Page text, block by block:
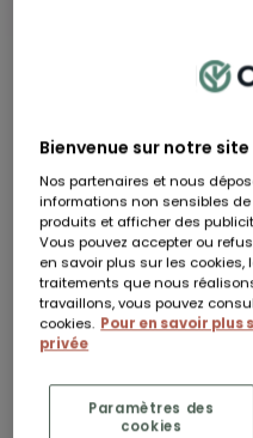
Bac Bambou - Lasuré - 80 x 30
Hauteur Largeur
99,90 €
Dont 0,44 € d'éco-participation
En stock
Livraison à domicile sous 5 jours
Vous êtes professionnel ?
Inscrivez-vous pour accéder à nos conditions
Bienvenue sur notre site
Nos partenaires et nous
informations non sensibles
produits et afficher des
Vous pouvez accepter ou
en savoir plus sur les
traitements que nous
travaillons, vous pouvez
cookies. Pour en savoir
privée
Paramètres des
cookies